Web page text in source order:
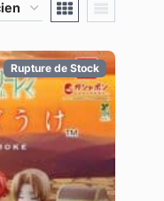
Rupture de Stock